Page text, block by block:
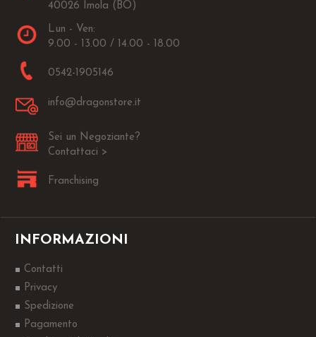
40026 Imola (BO)
Lun - Ven:
9.00 - 13.00 / 14.00 - 18.00
0542-1905146
info@dragonstore.it
Sei un Negoziante?
Contattaci >
Franchising
INFORMAZIONI
Contatti
Privacy
Spedizione
Pagamento